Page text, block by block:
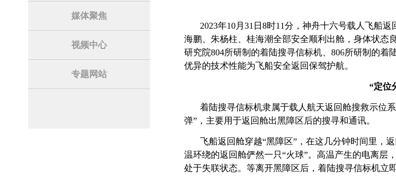
媒体聚焦
视频中心
专题网站
2023年10月31日8时11分，神舟十六号载人飞船
海鹏、朱杨柱、桂海潮全部安全顺利出舱，身体状态
研究院804所研制的着陆搜寻信标机、806所研制的
优异的技术性能为飞船安全返回保驾护航。
“定位
着陆搜寻信标机隶属于载人航天返回舱搜救示位
弹”，主要用于返回舱出黑障区后的搜寻和通讯。
飞船返回舱穿越“黑障区”，在这几分钟时间里，
温环绕的返回舱俨然一只“火球”。高温产生的电离层
处于失联状态。等离开黑障区后，着陆搜寻信标机立